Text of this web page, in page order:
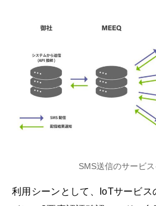
SMS送信のサービ
利用シーンとして、IoTサービ